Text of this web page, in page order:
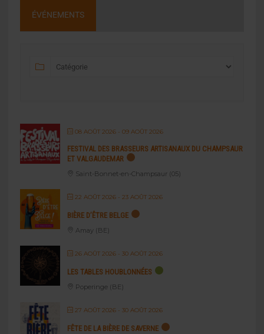
ÉVÉNEMENTS
08 AOÛT 2026- 09 AOÛT 2026
FESTIVAL DES BRASSEURS ARTISANAUX DU CHAMPSAUR
ET VALGAUDEMAR
Saint-Bonnet-en-Champsaur (05)
22 AOÛT 2026- 23 AOÛT 2026
BIÈRE D’ÊTRE BELGE
Amay (BE)
26 AOÛT 2026- 30 AOÛT 2026
LES TABLES HOUBLONNÉES
Poperinge (BE)
27 AOÛT 2026- 30 AOÛT 2026
FÊTE DE LA BIÈRE DE SAVERNE